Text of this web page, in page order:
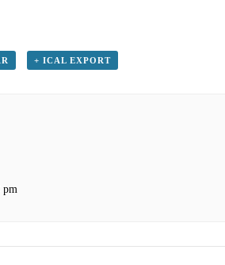
+ ICAL EXPORT
pm